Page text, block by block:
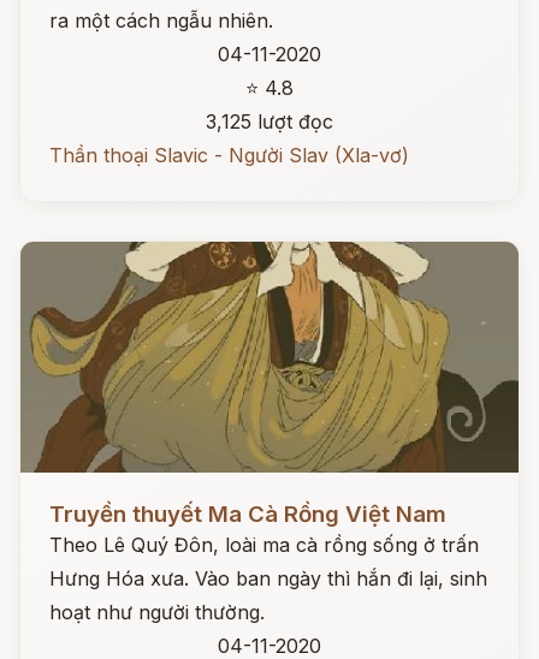
ra một cách ngẫu nhiên.
04-11-2020
⭐ 4.8
3,125 lượt đọc
Thần thoại Slavic - Người Slav (Xla-vơ)
Đọc ngay
Truyền thuyết Ma Cà Rồng Việt Nam
Theo Lê Quý Đôn, loài ma cà rồng sống ở trấn
Hưng Hóa xưa. Vào ban ngày thì hắn đi lại, sinh
hoạt như người thường.
04-11-2020